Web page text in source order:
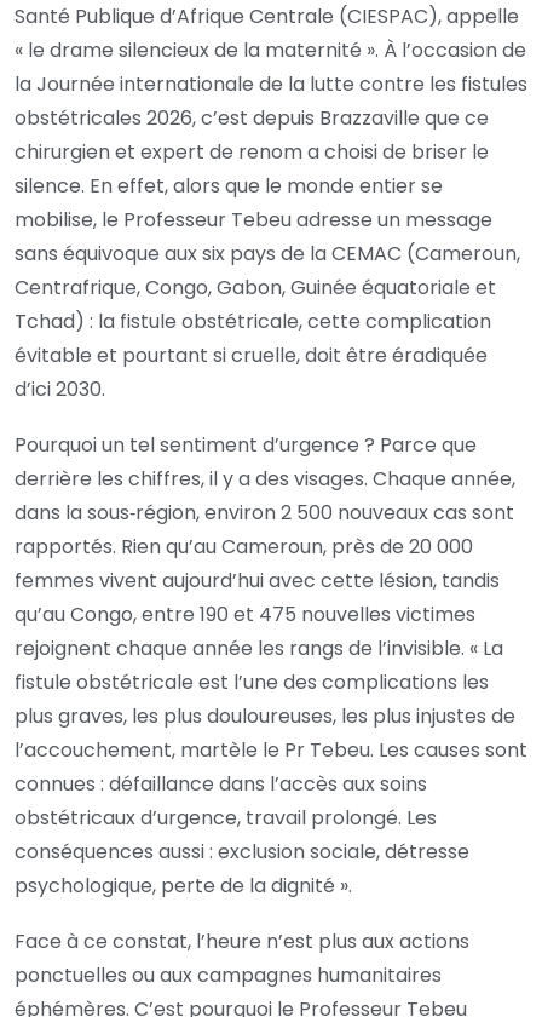
Santé Publique d’Afrique Centrale (CIESPAC), appelle
« le drame silencieux de la maternité ». À l’occasion de
la Journée internationale de la lutte contre les fistules
obstétricales 2026, c’est depuis Brazzaville que ce
chirurgien et expert de renom a choisi de briser le
silence. En effet, alors que le monde entier se
mobilise, le Professeur Tebeu adresse un message
sans équivoque aux six pays de la CEMAC (Cameroun,
Centrafrique, Congo, Gabon, Guinée équatoriale et
Tchad) : la fistule obstétricale, cette complication
évitable et pourtant si cruelle, doit être éradiquée
d’ici 2030.
Pourquoi un tel sentiment d’urgence ? Parce que
derrière les chiffres, il y a des visages. Chaque année,
dans la sous‑région, environ 2 500 nouveaux cas sont
rapportés. Rien qu’au Cameroun, près de 20 000
femmes vivent aujourd’hui avec cette lésion, tandis
qu’au Congo, entre 190 et 475 nouvelles victimes
rejoignent chaque année les rangs de l’invisible. « La
fistule obstétricale est l’une des complications les
plus graves, les plus douloureuses, les plus injustes de
l’accouchement, martèle le Pr Tebeu. Les causes sont
connues : défaillance dans l’accès aux soins
obstétricaux d’urgence, travail prolongé. Les
conséquences aussi : exclusion sociale, détresse
psychologique, perte de la dignité ».
Face à ce constat, l’heure n’est plus aux actions
ponctuelles ou aux campagnes humanitaires
éphémères. C’est pourquoi le Professeur Tebeu